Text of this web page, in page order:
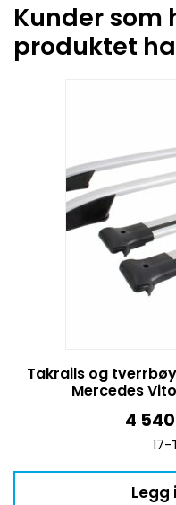
Kunder som
produktet
Takrails og
Mercedes
4 540
17-
Legg